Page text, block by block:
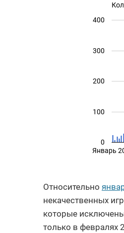
Январь
0
100
200
300
400
Относительно
некачественных
которые
только в февралях